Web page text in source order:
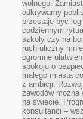
wolnego.
odkrywamy
przestaje być
codziennym
szkoły czy na
ruch uliczny
ogromne
spokoju o
małego miasta
z ambicji.
zawodów można
na świecie.
konsultanci –